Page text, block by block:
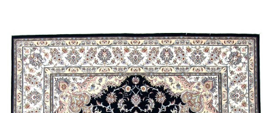
Gabbeh 164x96
285,00€ + HINZUFÜGEN